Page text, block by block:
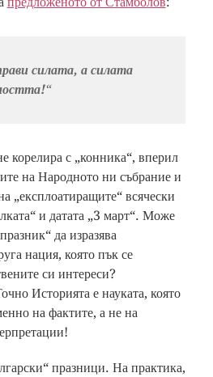
силата, а силата
“
корелира с „конника“, вперил
на Народното ни събрание и
„експлоатиращите“ всячески
и датата „3 март“. Може
да изразява
нация, която пък се
си интереси?
Историята е науката, която
на фактите, а не на
празници. На практика,